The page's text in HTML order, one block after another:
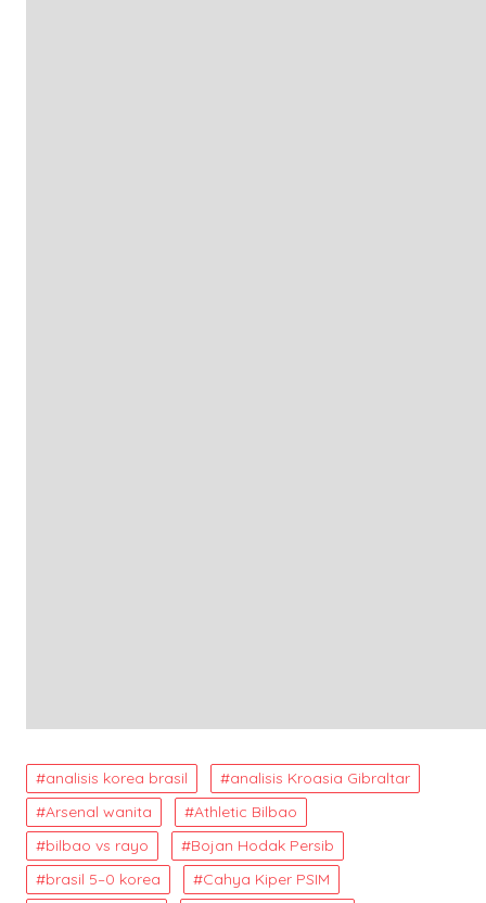
analisis korea brasil
analisis Kroasia Gibraltar
Arsenal wanita
Athletic Bilbao
bilbao vs rayo
Bojan Hodak Persib
brasil 5–0 korea
Cahya Kiper PSIM